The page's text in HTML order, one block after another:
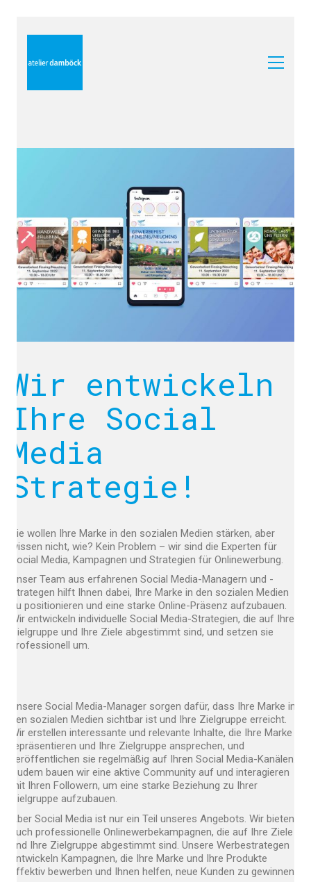
Wir entwickeln
Ihre Social
Media
Strategie!
Sie wollen Ihre Marke in den sozialen Medien stärken, aber
wissen nicht, wie? Kein Problem – wir sind die Experten für
Social Media, Kampagnen und Strategien für Onlinewerbung.
Unser Team aus erfahrenen Social Media-Managern und -
Strategen hilft Ihnen dabei, Ihre Marke in den sozialen Medien
zu positionieren und eine starke Online-Präsenz aufzubauen.
Wir entwickeln individuelle Social Media-Strategien, die auf Ihre
Zielgruppe und Ihre Ziele abgestimmt sind, und setzen sie
professionell um.
Unsere Social Media-Manager sorgen dafür, dass Ihre Marke in
den sozialen Medien sichtbar ist und Ihre Zielgruppe erreicht.
Wir erstellen interessante und relevante Inhalte, die Ihre Marke
repräsentieren und Ihre Zielgruppe ansprechen, und
veröffentlichen sie regelmäßig auf Ihren Social Media-Kanälen.
Zudem bauen wir eine aktive Community auf und interagieren
mit Ihren Followern, um eine starke Beziehung zu Ihrer
Zielgruppe aufzubauen.
Aber Social Media ist nur ein Teil unseres Angebots. Wir bieten
auch professionelle Onlinewerbekampagnen, die auf Ihre Ziele
und Ihre Zielgruppe abgestimmt sind. Unsere Werbestrategen
entwickeln Kampagnen, die Ihre Marke und Ihre Produkte
effektiv bewerben und Ihnen helfen, neue Kunden zu gewinnen.